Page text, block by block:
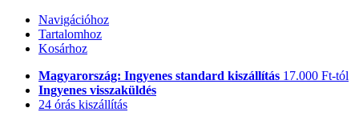
Navigációhoz
Tartalomhoz
Kosárhoz
Magyarország: Ingyenes standard kiszállítás 17.000 Ft-tól
Ingyenes visszaküldés
24 órás kiszállítás